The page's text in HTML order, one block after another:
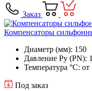
Заказ
Компенсаторы
Диаметр (мм): 150
Давление Ру (PN):
Температура °C:
Под заказ